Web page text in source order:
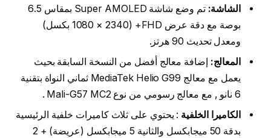
الشاشة:
تم وضع شاشة Super AMOLED بمقاس 6.5
بوصة مع دقة عرض FHD+ (1080 × 2340 بكسل)
ومعدل تحديث 90 هرتز.
المعالج: إضافة معالج أفضل من النسخة السابقة بحيث
يعمل مع معالج MediaTek Helio G99 ثماني النواة بتقنية
6 نانو , مع معالج رسومي من نوع Mali-G57 MC2 .
الكاميرا الخلفية : يحتوي على ثلاث كاميرات خلفية الرئيسية
بدقة 50 ميجابكسل والثانية 5 ميجابكسل (عريضة) + 2